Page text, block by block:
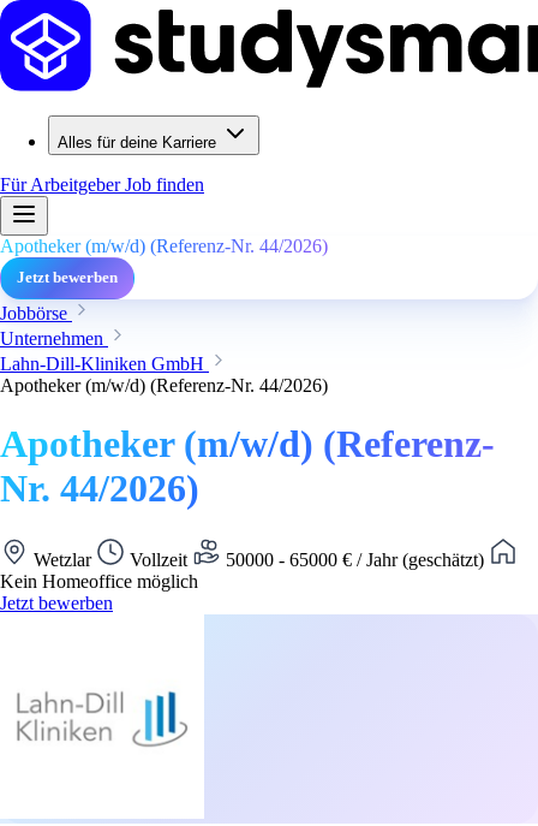
Alles für deine Karriere
Für ArbeitgeberJob finden
Apotheker (m/w/d) (Referenz-Nr. 44/2026)
Jetzt bewerben
Jobbörse
Unternehmen
Lahn-Dill-Kliniken GmbH
Apotheker (m/w/d) (Referenz-Nr. 44/2026)
Apotheker (m/w/d) (Referenz-
Nr. 44/2026)
Wetzlar Vollzeit
50000 - 65000 € / Jahr (geschätzt)
Kein Homeoffice möglich
Jetzt bewerben